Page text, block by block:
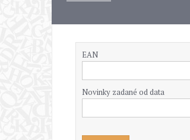
EAN
Novinky zadané od data